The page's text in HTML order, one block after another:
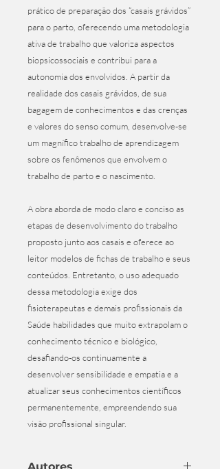
prático de preparação dos “casais grávidos”
para o parto, oferecendo uma metodologia
ativa de trabalho que valoriza aspectos
biopsicossociais e contribui para a
autonomia dos envolvidos. A partir da
realidade dos casais grávidos, de sua
bagagem de conhecimentos e das crenças
e valores do senso comum, desenvolve-se
um magnífico trabalho de aprendizagem
sobre os fenômenos que envolvem o
trabalho de parto e o nascimento.
A obra aborda de modo claro e conciso as
etapas de desenvolvimento do trabalho
proposto junto aos casais e oferece ao
leitor modelos de fichas de trabalho e seus
conteúdos. Entretanto, o uso adequado
dessa metodologia exige dos
fisioterapeutas e demais profissionais da
Saúde habilidades que muito extrapolam o
conhecimento técnico e biológico,
desafiando-os continuamente a
desenvolver sensibilidade e empatia e a
atualizar seus conhecimentos científicos
permanentemente, empreendendo sua
visão profissional singular.